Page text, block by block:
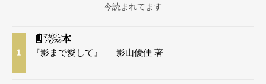
今読まれてます
1 『影まで愛して』 — 影山優佳 著